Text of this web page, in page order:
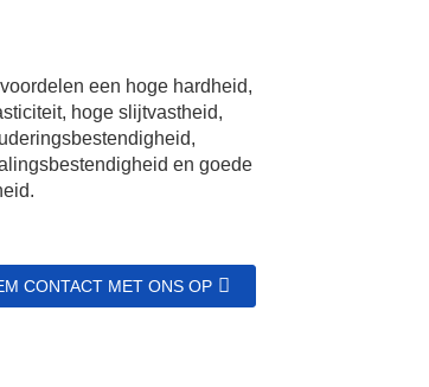
een hoge hardheid,
hoge slijtvastheid,
en goede
CONTACT MET ONS OP